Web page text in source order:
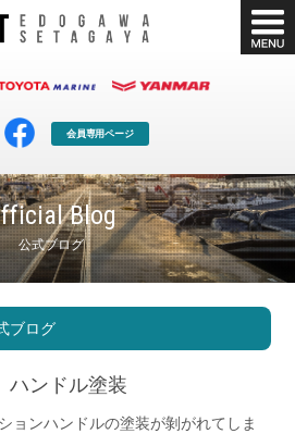
会員専用ページ
Blog
公式ブログ
ボート販売
ブログ
ンドル塗装
ョンハンドルの塗装が剝がれてしま